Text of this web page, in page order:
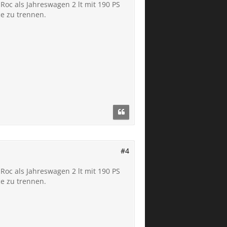
als Jahreswagen 2 lt mit 190 PS
zu trennen.
#4
als Jahreswagen 2 lt mit 190 PS
zu trennen.